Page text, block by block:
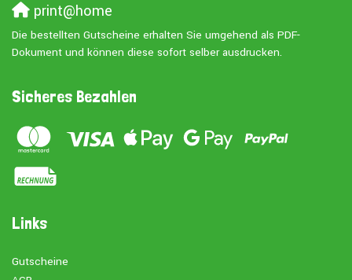
print@home
Die bestellten Gutscheine erhalten Sie umgehend als PDF-
Dokument und können diese sofort selber ausdrucken.
Sicheres Bezahlen
Links
Gutscheine